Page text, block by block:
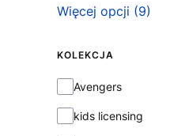
Więcej opcji (9)
KOLEKCJA
Kolekcja
Avengers
kids licensing